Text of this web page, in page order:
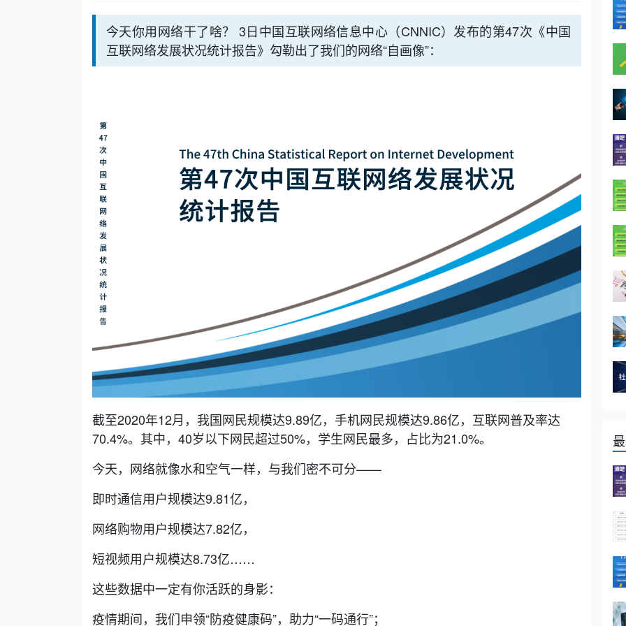
今天你用网络干了啥？ 3日中国互联网络信息中心（CNNIC）发布的第47次《中国
互联网络发展状况统计报告》勾勒出了我们的网络“自画像”：
截至2020年12月，我国网民规模达9.89亿，手机网民规模达9.86亿，互联网普及率达
70.4%。其中，40岁以下网民超过50%，学生网民最多，占比为21.0%。
今天，网络就像水和空气一样，与我们密不可分——
即时通信用户规模达9.81亿，
网络购物用户规模达7.82亿，
短视频用户规模达8.73亿……
这些数据中一定有你活跃的身影：
疫情期间，我们申领“防疫健康码”，助力“一码通行”；